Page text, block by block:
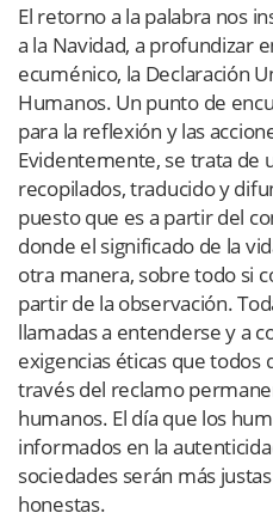
El retorno a la palabra nos
a la Navidad, a profundizar
ecuménico, la Declaración
Humanos. Un punto de
para la reflexión y las
Evidentemente, se trata de
recopilados, traducido y
puesto que es a partir del
donde el significado de la
otra manera, sobre todo si
partir de la observación.
llamadas a entenderse y a
exigencias éticas que todos
través del reclamo
humanos. El día que los
informados en la
sociedades serán más
honestas.